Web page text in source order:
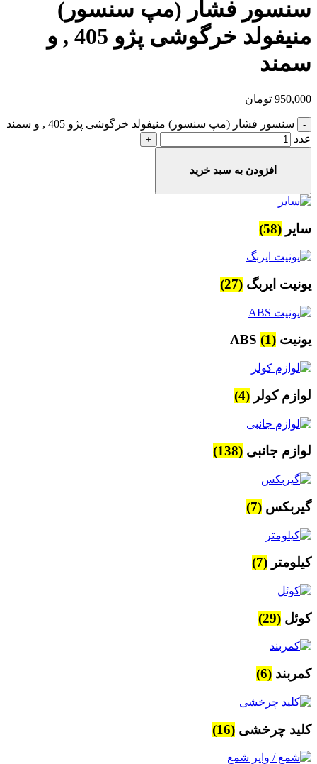
سنسور فشار (مپ سنسور)
منیفولد خرگوشی پژو 405 , و
سمند
950,000 تومان
سنسور فشار (مپ سنسور) منیفولد خرگوشی پژو 405 , و سمند
عدد
افزودن به سبد خرید
سایر (58)
یونیت ایربگ (27)
یونیت ABS (1)
لوازم کولر (4)
لوازم جانبی (138)
گیربکس (7)
کیلومتر (7)
کوئل (29)
کمربند (6)
کلید چرخشی (16)